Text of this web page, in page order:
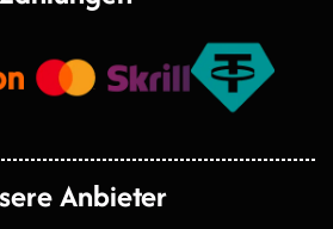
Anbieter